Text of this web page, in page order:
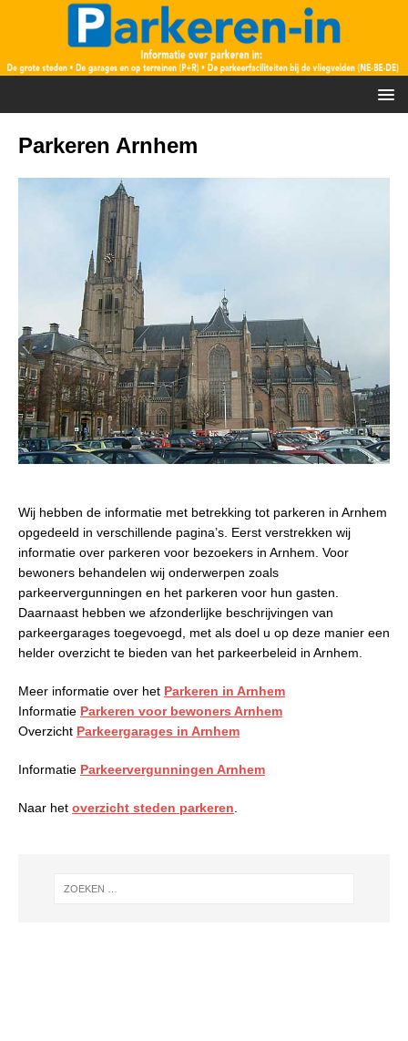
Parkeren Arnhem
Wij hebben de informatie met betrekking tot parkeren in Arnhem
opgedeeld in verschillende pagina’s. Eerst verstrekken wij
informatie over parkeren voor bezoekers in Arnhem. Voor
bewoners behandelen wij onderwerpen zoals
parkeervergunningen en het parkeren voor hun gasten.
Daarnaast hebben we afzonderlijke beschrijvingen van
parkeergarages toegevoegd, met als doel u op deze manier een
helder overzicht te bieden van het parkeerbeleid in Arnhem.
Meer informatie over het Parkeren in Arnhem
Informatie Parkeren voor bewoners Arnhem
Overzicht Parkeergarages in Arnhem
Informatie Parkeervergunningen Arnhem
Naar het overzicht steden parkeren.